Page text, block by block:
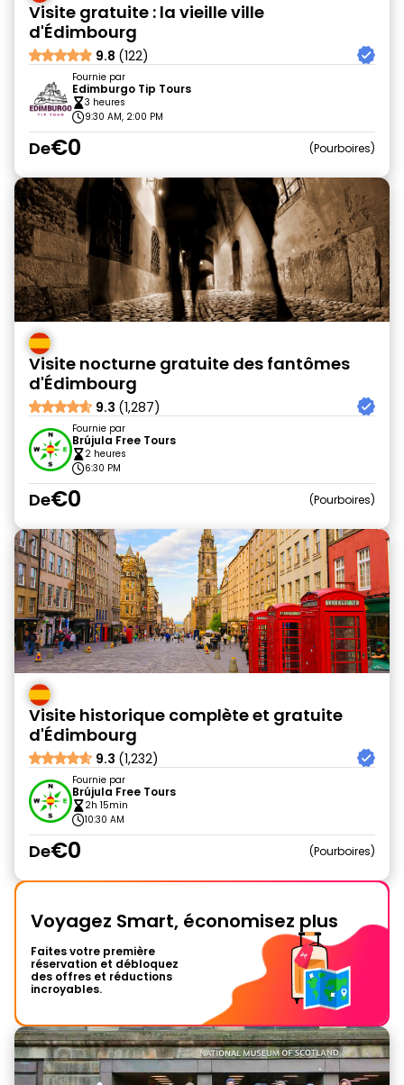
Visite gratuite : la vieille ville
d'Édimbourg
9.8 (122)
Fournie par
Edimburgo Tip Tours
3 heures
9:30 AM, 2:00 PM
De€0 Pourboires
Visite nocturne gratuite des fantômes
d'Édimbourg
9.3 (1,287)
Fournie par
Brújula Free Tours
2 heures
6:30 PM
De€0 Pourboires
Visite historique complète et gratuite
d'Édimbourg
9.3 (1,232)
Fournie par
Brújula Free Tours
2h 15min
10:30 AM
De€0 Pourboires
Voyagez Smart, économisez plus
Faites votre première
réservation et débloquez
des offres et réductions
incroyables.